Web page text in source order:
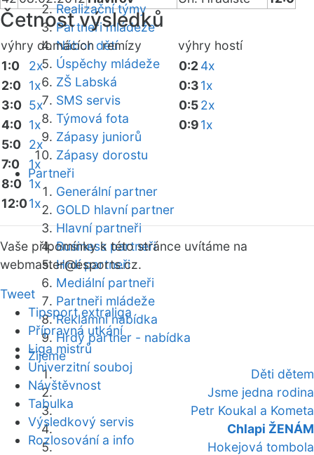
Realizační týmy
Partneři mládeže
Nábor dětí
Úspěchy mládeže
ZŠ Labská
SMS servis
Týmová fota
Zápasy juniorů
Zápasy dorostu
Partneři
Generální partner
GOLD hlavní partner
Hlavní partneři
Business partneři
Hrdí partneři
Mediální partneři
Partneři mládeže
Reklamní nabídka
Hrdý partner - nabídka
Žijeme
Děti dětem
Jsme jedna rodina
Petr Koukal a Kometa
Chlapi ŽENÁM
Hokejová tombola
Četnost výsledků
výhry domácíchremízy výhry hostí
1:0
2x
2:0 1x
3:0 5x
4:0 1x
5:0 2x
7:0
1x
8:0 1x
12:01x
0:24x
0:31x
0:52x
0:91x
Vaše připomínky k této stránce uvítáme na
webmaster@esports.cz.
Tweet
Tipsport extraliga
Přípravná utkání
Liga mistrů
Univerzitní souboj
Návštěvnost
Tabulka
Výsledkový servis
Rozlosování a info